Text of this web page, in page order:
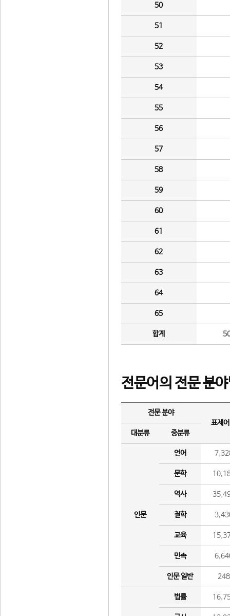
50
51
52
53
54
55
56
57
58
59
60
61
62
63
64
65
합계
전문어의 전문 분
전문 분야
표제
대분류
중분류
인문
언어
문학
역사
철학
교육
민속
인문 일반 248
법률